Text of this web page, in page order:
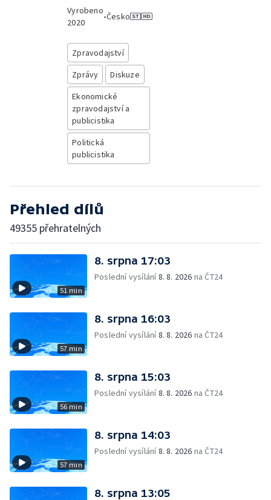
Vyrobeno
2020
•Česko
Zpravodajství
Zprávy
Diskuze
Ekonomické
zpravodajství a
publicistika
Politická
publicistika
Přehled dílů
49355 přehratelných
51 min
8. srpna 17:03
Poslední vysílání8. 8. 2026 na ČT24
57 min
8. srpna 16:03
Poslední vysílání8. 8. 2026 na ČT24
56 min
8. srpna 15:03
Poslední vysílání8. 8. 2026 na ČT24
57 min
8. srpna 14:03
Poslední vysílání8. 8. 2026 na ČT24
8. srpna 13:05